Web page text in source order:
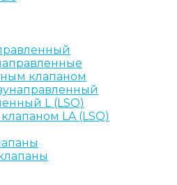
клапаном
L (LSQ)
LA (LSQ)